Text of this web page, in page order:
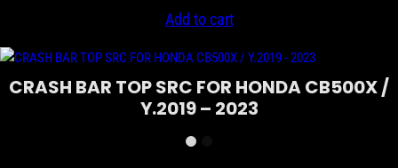
Add to cart
CRASH BAR TOP SRC FOR HONDA CB500X /
Y.2019 – 2023